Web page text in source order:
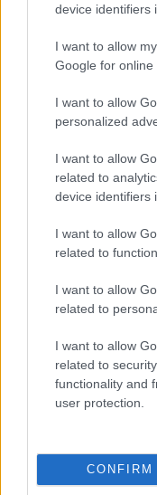
device identifiers
I want to allow
Google for online
I want to allow
personalized
I want to allow
related to
device identifiers
I want to allow
related to
I want to allow
related to
I want to allow
related to
functionality and
user protection.
CONFIRM
À lire aussi
Réparations
facture
AUTOMOBILE